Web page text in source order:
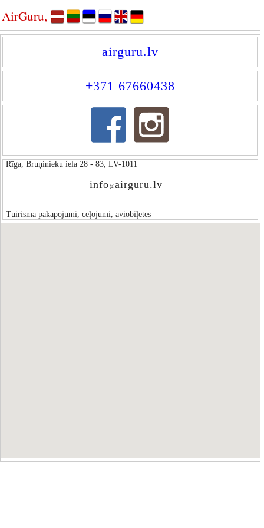
AirGuru,
airguru.lv
+371 67660438
Rīga, Bruņinieku iela 28 - 83, LV-1011
info @airguru.lv
Tūirisma pakapojumi, ceļojumi, aviobiļetes